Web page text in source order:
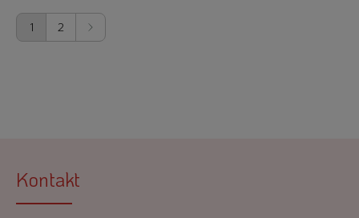
1 2
Kontakt